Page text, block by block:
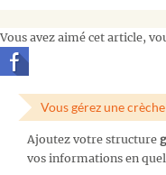
Vous avez aimé cet article,
Vous gérez une crèche
Ajoutez votre structure
vos informations en